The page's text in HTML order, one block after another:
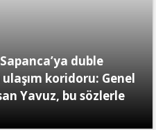
duble
koridoru: Genel
Yavuz, bu sözlerle